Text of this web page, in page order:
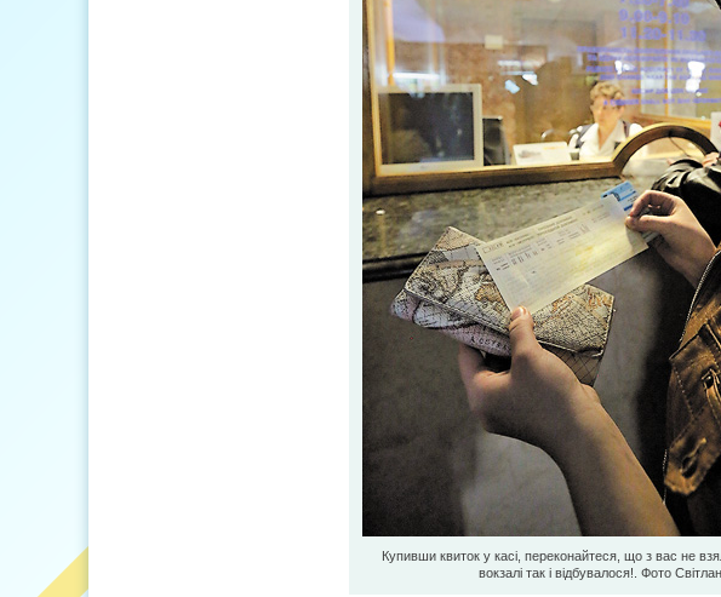
Купивши квиток у касі, переконайтеся, що з вас не
вокзалі так і відбувалося!. Фото